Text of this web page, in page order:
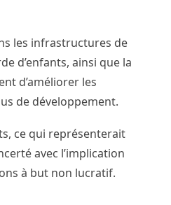
les infrastructures de
d’enfants, ainsi que la
d’améliorer les
de développement.
ce qui représenterait
avec l’implication
à but non lucratif.